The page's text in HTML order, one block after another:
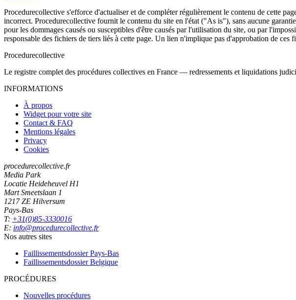
Procedurecollective s'efforce d'actualiser et de compléter régulièrement le contenu de cette
incorrect. Procedurecollective fournit le contenu du site en l'état ("As is"), sans aucune
pour les dommages causés ou susceptibles d'être causés par l'utilisation du site, ou par
responsable des fichiers de tiers liés à cette page. Un lien n'implique pas d'approbation de ces
Procedurecollective
Le registre complet des procédures collectives en France — redressements et liquidations
INFORMATIONS
À propos
Widget pour votre site
Contact & FAQ
Mentions légales
Privacy
Cookies
procedurecollective.fr
Media Park
Locatie Heideheuvel H1
Mart Smeetslaan 1
1217 ZE Hilversum
Pays-Bas
T: +31(0)85-3330016
E: info@procedurecollective.fr
Nos autres sites
Faillissementsdossier Pays-Bas
Faillissementsdossier Belgique
PROCÉDURES
Nouvelles procédures